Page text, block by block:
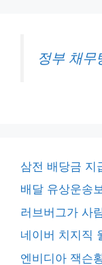
정부 채무
삼전 배당금 지
배달 유상운송
러브버그가 사
네이버 치지직
엔비디아 잭슨